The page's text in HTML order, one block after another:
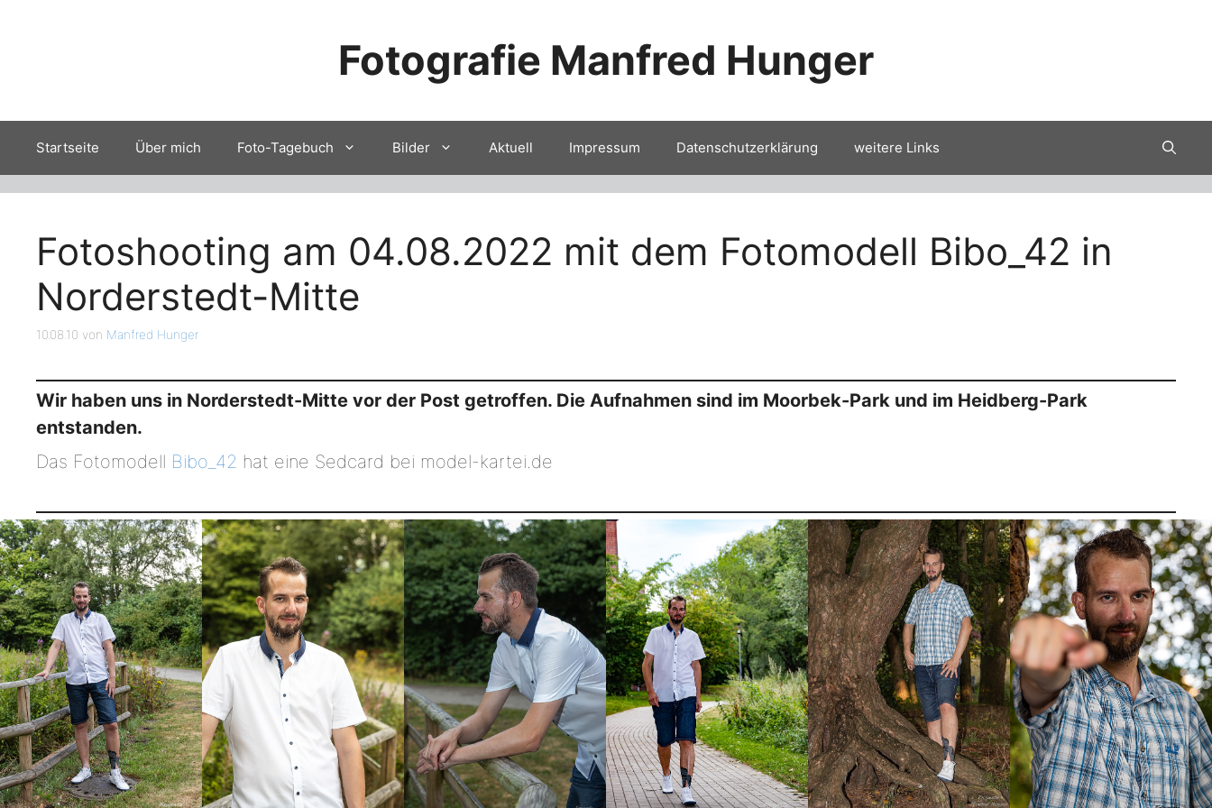
Fotografie Manfred Hunger
Startseite Über mich Foto-Tagebuch Bilder Aktuell Impressum Datenschutzerklärung weitere Links
Fotoshooting am 04.08.2022 mit dem Fotomodell Bibo_42 in
Norderstedt-Mitte
10.08.10 von Manfred Hunger
Wir haben uns in Norderstedt-Mitte vor der Post getroffen. Die Aufnahmen sind im Moorbek-Park und im Heidberg-Park
entstanden.
Das Fotomodell Bibo_42 hat eine Sedcard bei model-kartei.de